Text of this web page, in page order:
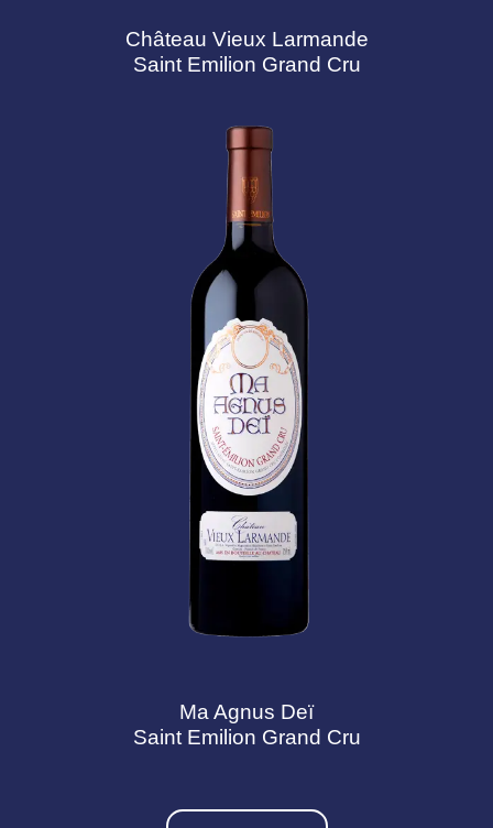
Château Vieux Larmande
Saint Emilion Grand Cru
Ma Agnus Deï
Saint Emilion Grand Cru